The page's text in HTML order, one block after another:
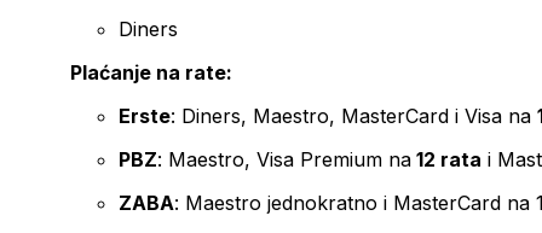
Diners
Plaćanje na rate:
Erste: Diners, Maestro, MasterCard i Visa na
PBZ: Maestro, Visa Premium na 12 rata i
ZABA: Maestro jednokratno i MasterCard na